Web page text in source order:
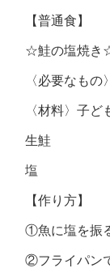
【普通食】
☆鮭の塩焼き
〈必要なもの
〈材料〉子ど
生
塩
【作り方】
①魚に塩を振
②フライパン